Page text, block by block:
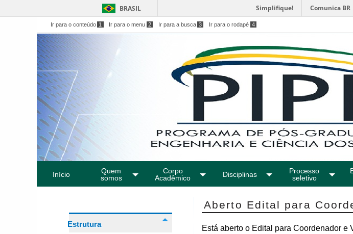
BRASIL Simplifique! Comunica BR
Ir para o conteúdo 1 Ir para o menu 2 Ir para a busca 3 Ir para o rodapé 4
Início
Quem
somos
Corpo
Acadêmico
Disciplinas
Processo
seletivo
Estrutura
Aberto Edital para
Está aberto o Edital para Coordenador e